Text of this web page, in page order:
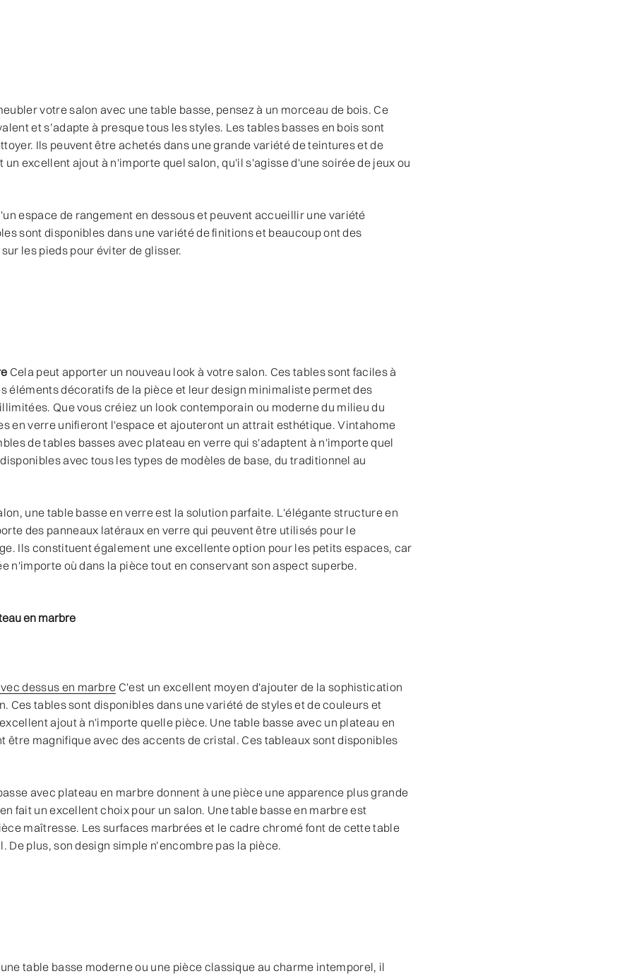
votre salon avec une table basse, pensez à un morceau de bois. Ce
et s’adapte à presque tous les styles. Les tables basses en bois sont
Ils peuvent être achetés dans une grande variété de teintures et de
excellent ajout à n'importe quel salon, qu'il s'agisse d'une soirée de jeux ou
espace de rangement en dessous et peuvent accueillir une variété
sont disponibles dans une variété de finitions et beaucoup ont des
les pieds pour éviter de glisser.
Cela peut apporter un nouveau look à votre salon. Ces tables sont faciles à
éléments décoratifs de la pièce et leur design minimaliste permet des
Que vous créiez un look contemporain ou moderne du milieu du
en verre unifieront l'espace et ajouteront un attrait esthétique. Vintahome
de tables basses avec plateau en verre qui s'adaptent à n'importe quel
avec tous les types de modèles de base, du traditionnel au
une table basse en verre est la solution parfaite. L'élégante structure en
des panneaux latéraux en verre qui peuvent être utilisés pour le
Ils constituent également une excellente option pour les petits espaces, car
n'importe où dans la pièce tout en conservant son aspect superbe.
en marbre
dessus en marbre C'est un excellent moyen d'ajouter de la sophistication
Ces tables sont disponibles dans une variété de styles et de couleurs et
ajout à n'importe quelle pièce. Une table basse avec un plateau en
être magnifique avec des accents de cristal. Ces tableaux sont disponibles
avec plateau en marbre donnent à une pièce une apparence plus grande
fait un excellent choix pour un salon. Une table basse en marbre est
maîtresse. Les surfaces marbrées et le cadre chromé font de cette table
De plus, son design simple n’encombre pas la pièce.
table basse moderne ou une pièce classique au charme intemporel, il